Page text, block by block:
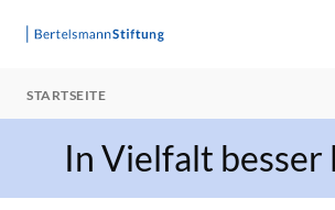
STARTSEITE
In Vielfalt besser